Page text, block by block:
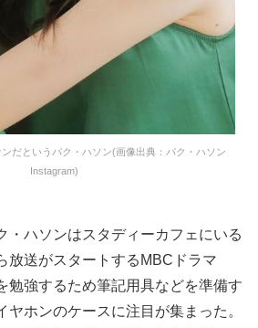
だというパク・ハソン(画像出典：パク・ハソン
Instagram)
・ハソンはスタディーカフェにいる
放送がスタートするMBCドラマ
勉強するため筆記用具などを準備す
ヤホンのケースに注目が集まった。